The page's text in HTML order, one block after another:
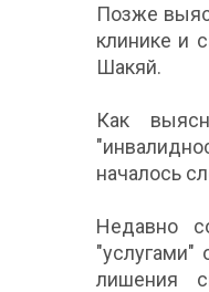
Позже
клинике и
Шакяй.
Как
началось
Недавно
"услугами"
лишения